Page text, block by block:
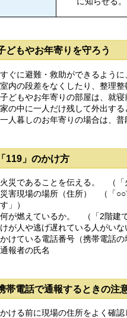
どもやお年寄りを守ろう
すぐに避難・救助ができるよう
室内の段差をなくしたり、整理
子どもやお年寄りの部屋は、就寝
家の中に一人だけ残して外出す
一人暮しのお年寄りの場合は、
「119」のかけ方
火災であることを伝える。 （「
災害現場の場所（住所） （「○○
す」）
何が燃えているか。 （「2階建
けが人や逃げ遅れている人がいな
かけている電話番号（携帯電話の
通報者の氏名
帯電話で通報するときの注
かける前に現場の住所をよく確認